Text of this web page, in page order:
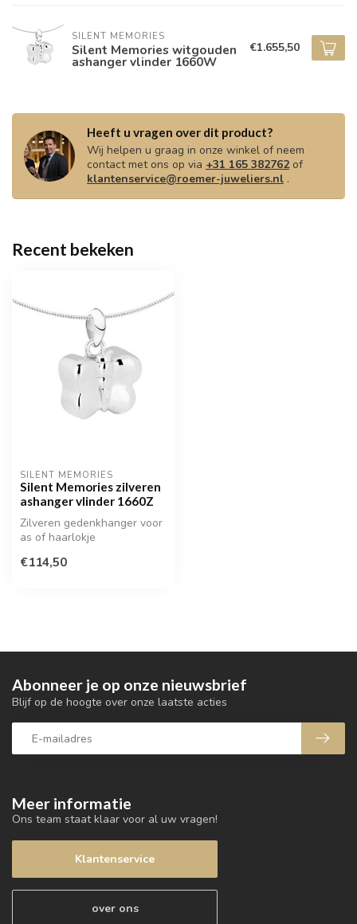
SILENT MEMORIES
Silent Memories witgouden
ashanger vlinder 1660W
€1.655,50
Heeft u vragen over dit product?
Wij helpen u graag in onze winkel of neem
contact met ons op via +31 165 382762of
klantenservice@roemer-juweliers.nl .
Recent bekeken
SILENT MEMORIES
Silent Memories zilveren
ashanger vlinder 1660Z
Zilveren gedenkhanger voor
as of haarlokje
€114,50
Meer informatie
Ons team staat klaar voor al uw vragen!
Klantenservice
over ons
Abonneer je op onze nieuwsbrief
Blijf op de hoogte over onze laatste acties